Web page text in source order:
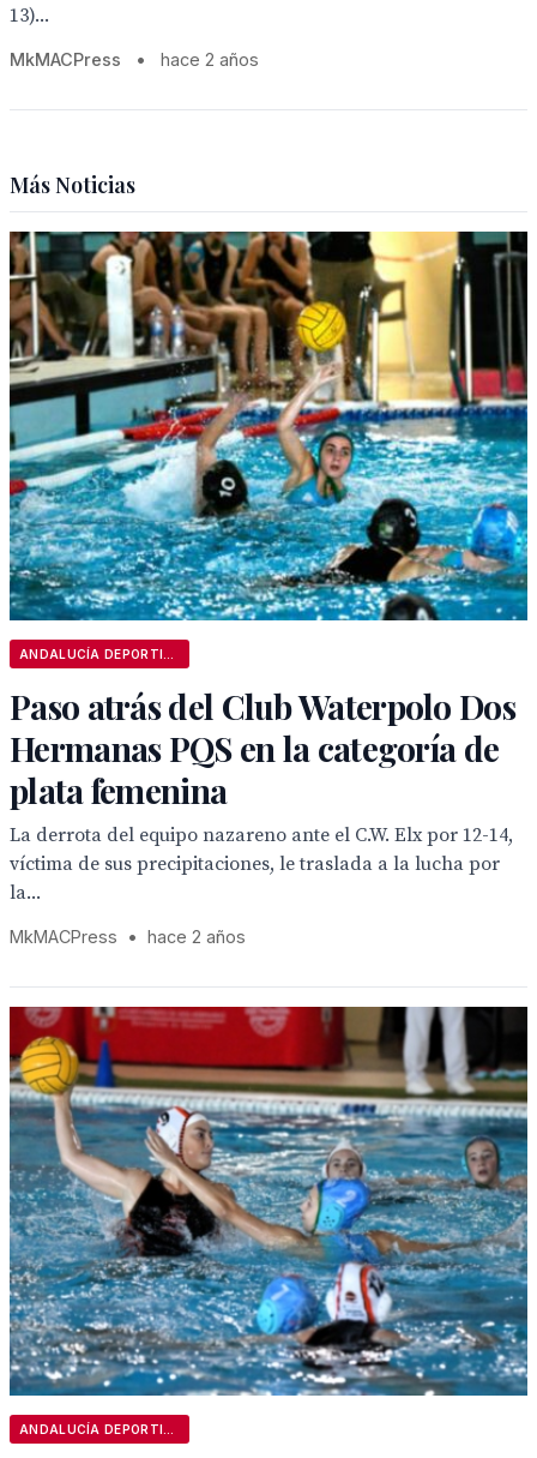
13)...
MkMACPress • hace 2 años
Más Noticias
Paso atrás del Club Waterpolo Dos
Hermanas PQS en la categoría de
plata femenina
La derrota del equipo nazareno ante el C.W. Elx por 12-14,
víctima de sus precipitaciones, le traslada a la lucha por
la...
MkMACPress • hace 2 años